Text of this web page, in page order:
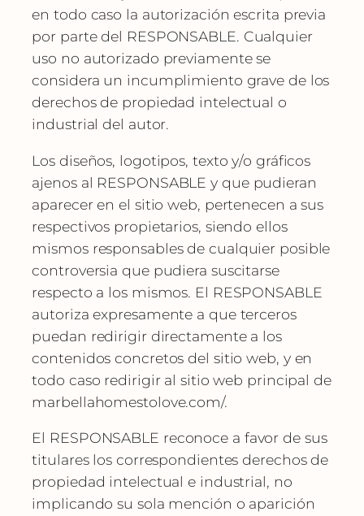
en todo caso la autorización escrita previa
por parte del RESPONSABLE. Cualquier
uso no autorizado previamente se
considera un incumplimiento grave de los
derechos de propiedad intelectual o
industrial del autor.
Los diseños, logotipos, texto y/o gráficos
ajenos al RESPONSABLE y que pudieran
aparecer en el sitio web, pertenecen a sus
respectivos propietarios, siendo ellos
mismos responsables de cualquier posible
controversia que pudiera suscitarse
respecto a los mismos. El RESPONSABLE
autoriza expresamente a que terceros
puedan redirigir directamente a los
contenidos concretos del sitio web, y en
todo caso redirigir al sitio web principal de
marbellahomestolove.com/.
El RESPONSABLE reconoce a favor de sus
titulares los correspondientes derechos de
propiedad intelectual e industrial, no
implicando su sola mención o aparición